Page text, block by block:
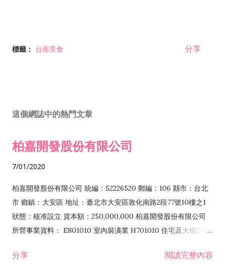
標籤： 台南美食 分享
這個網誌中的熱門文章
柏嘉開發股份有限公司
7/01/2020
柏嘉開發股份有限公司 統編：52226520 郵編：106 縣市：台北
市 鄉鎮：大安區 地址：臺北市大安區敦化南路2段77號10樓之1
狀態：核准設立 資本額：250,000,000 柏嘉開發股份有限公司
所營事業資料： E801010 室內裝潢業 H701010 住宅及大樓開發
發業 H703090 不動產買賣業 H703100 不動產租賃業 I503010
分享 閱讀完整內容